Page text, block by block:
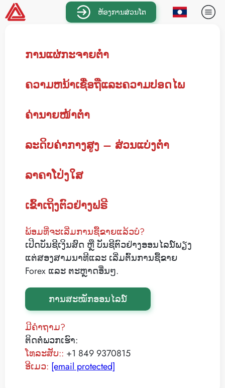
ຫ້ອງການສ່ວນໂຕ
ການແຜ່ກະຈາຍຕໍ່າ
ຄວາມຫນ້າເຊື່ອຖືແລະຄວາມປອດໄພ
ຄ່ານາຍໜ້າຕ່ຳ
ລະດິບຄ່າກາງສູງ – ສ່ວນແບ່ງຕໍ່າ
ລາຄາໂປ່ງໃສ
ເຂົ້າເຖິງຕົວຢ່າງຟຣີ
ພ້ອມທີ່ຈະເລີ່ມການຊື້ຂາຍແລ້ວບໍ?
ເປີດບັນຊີເງິນສົດ ຫຼື ບັນຊີຕົວຢ່າງອອນໄລນ໌ພຽງ
ແຕ່ສອງສາມນາທີແລະ ເລີ່ມຕົ້ນການຊື້ຂາຍ
Forex ແລະ ຕະຫຼາດອື່ນໆ.
ການສະໝັກອອນໄລນ໌
ມີຄໍາຖາມ?
ຕິດຕໍ່ພວກເຮົາ:
ໂທລະສັບ:: +1 849 9370815
ອີເມວ: [email protected]